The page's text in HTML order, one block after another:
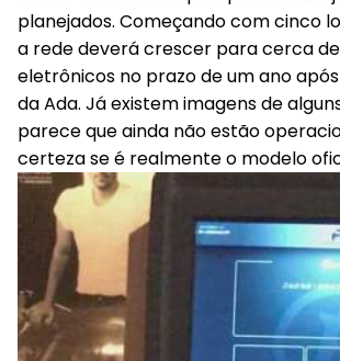
planejados. Começando com cinco
a rede deverá crescer para cerca
eletrônicos no prazo de um ano
da Ada. Já existem imagens de
parece que ainda não estão
certeza se é realmente o modelo